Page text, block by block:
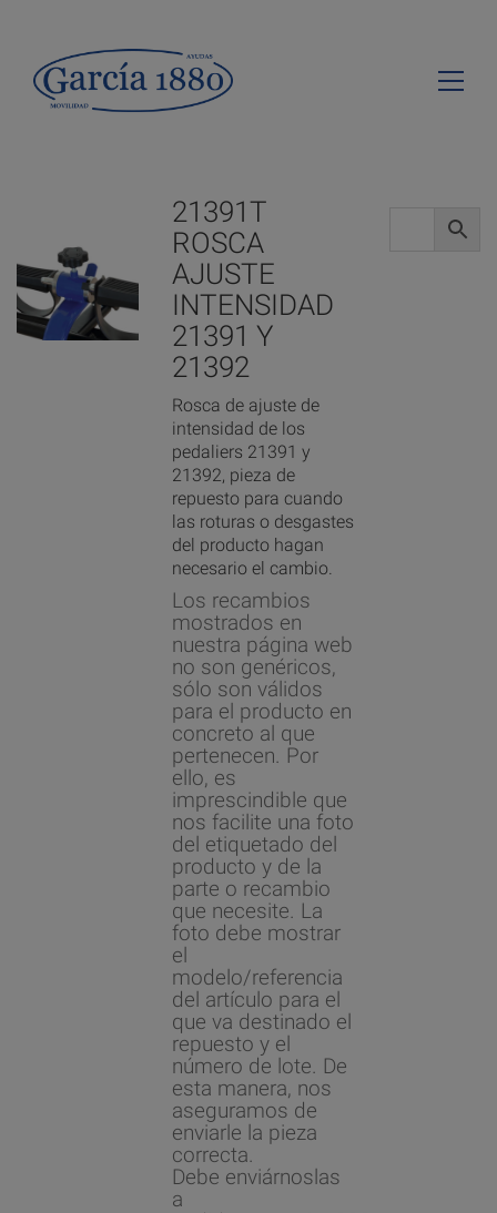
21391T
ROSCA
AJUSTE
INTENSIDAD
21391 Y
21392
Rosca de ajuste de
intensidad de los
pedaliers 21391 y
21392, pieza de
repuesto para cuando
las roturas o desgastes
del producto hagan
necesario el cambio.
Los recambios
mostrados en
nuestra página web
no son genéricos,
sólo son válidos
para el producto en
concreto al que
pertenecen. Por
ello, es
imprescindible que
nos facilite una foto
del etiquetado del
producto y de la
parte o recambio
que necesite. La
foto debe mostrar
el
modelo/referencia
del artículo para el
que va destinado el
repuesto y el
número de lote. De
esta manera, nos
aseguramos de
enviarle la pieza
correcta.
Debe enviárnoslas
a